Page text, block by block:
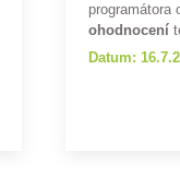
programátora
ohodnocení
Datum: